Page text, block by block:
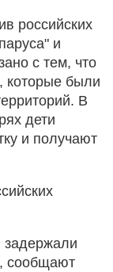
российских
и
с тем, что
которые были
В
дети
и получают
задержали
сообщают